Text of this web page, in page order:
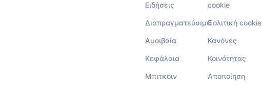
Ειδήσεις
Διαπραγματεύσιμα
Αμοιβαία
Κεφάλαια
Μπιτκόιν
cookie
Πολιτική cookie
Κανόνες
Κοινότητας
Αποποίηση